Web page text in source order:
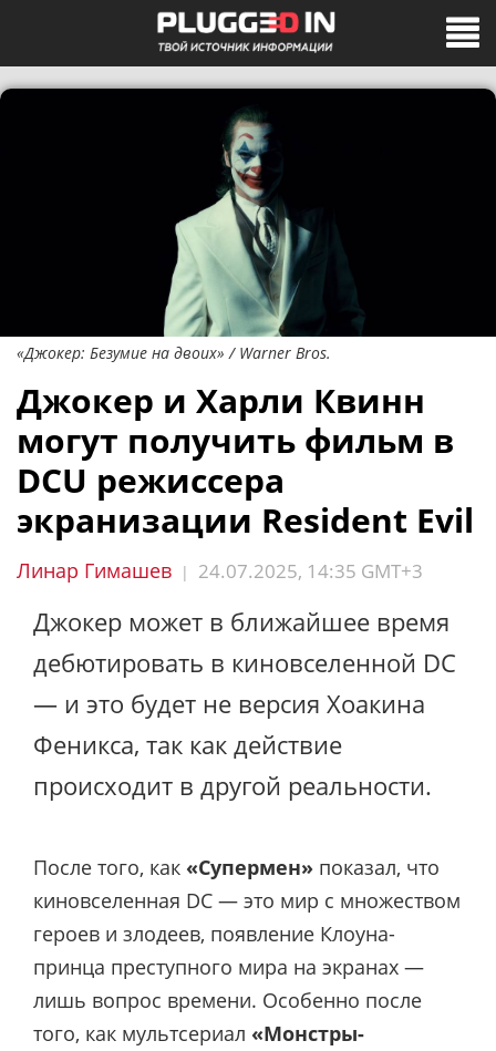
«Джокер: Безумие на двоих» / Warner Bros.
Джокер и Харли Квинн
могут получить фильм в
DCU режиссера
экранизации Resident Evil
Линар Гимашев | 24.07.2025, 14:35 GMT+3
Джокер может в ближайшее время
дебютировать в киновселенной DC
— и это будет не версия Хоакина
Феникса, так как действие
происходит в другой реальности.
После того, как «Супермен» показал, что
киновселенная DC — это мир с множеством
героев и злодеев, появление Клоуна-
принца преступного мира на экранах —
лишь вопрос времени. Особенно после
того, как мультсериал «Монстры-